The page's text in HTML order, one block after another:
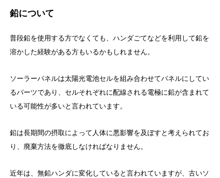
鉛について
普段鉛を使用する方でなくても、ハンダごてなどを利用して鉛を
溶かした経験がある方もいるかもしれません。
ソーラーパネルは太陽光電池セルを組み合わせてパネルにしてい
るパーツであり、セルそれぞれに配線される電極に鉛が含まれて
いる可能性が多いと言われています。
鉛は長期間の摂取によって人体に悪影響を及ぼすと考えられてお
り、廃棄方法を徹底しなければなりません。
近年は、無鉛ハンダに変化していると言われていますが、古いソ